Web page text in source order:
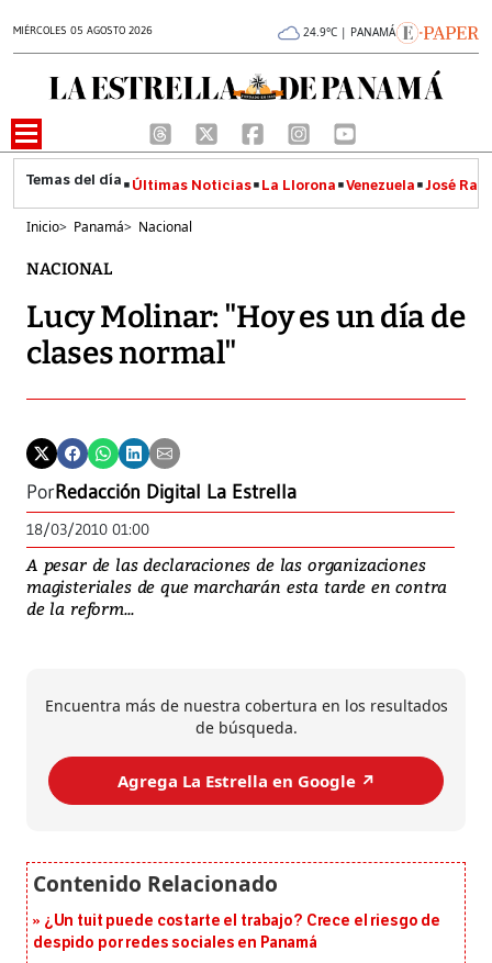
MIÉRCOLES 05 AGOSTO 2026 24.9°C | PANAMÁ
Últimas Noticias La Llorona Venezuela José
Inicio> Panamá> Nacional
NACIONAL
Lucy Molinar: "Hoy es un día de
clases normal"
PorRedacción Digital La Estrella
18/03/2010 01:00
A pesar de las declaraciones de las organizaciones
magisteriales de que marcharán esta tarde en contra
de la reform...
Encuentra más de nuestra cobertura en los resultados
de búsqueda.
Agrega La Estrella en Google ↗️
¿Un tuit puede costarte el trabajo? Crece el riesgo de
despido por redes sociales en Panamá